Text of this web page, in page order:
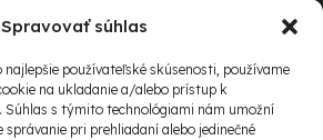
Spravovať súhlas
používateľské skúsenosti, používame
na ukladanie a/alebo prístup k
Súhlas s týmito technológiami nám umožní
správanie pri prehliadaní alebo jedinečné
TECHNIKY
163